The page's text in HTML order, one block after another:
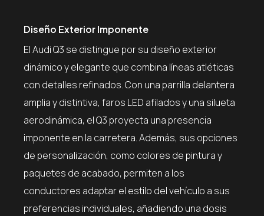
Diseño Exterior Imponente
El Audi Q3 se distingue por su diseño exterior
dinámico y elegante que combina líneas atléticas
con detalles refinados. Con una parrilla delantera
amplia y distintiva, faros LED afilados y una silueta
aerodinámica, el Q3 proyecta una presencia
imponente en la carretera. Además, sus opciones
de personalización, como colores de pintura y
paquetes de acabado, permiten a los
conductores adaptar el estilo del vehículo a sus
preferencias individuales, añadiendo una dosis